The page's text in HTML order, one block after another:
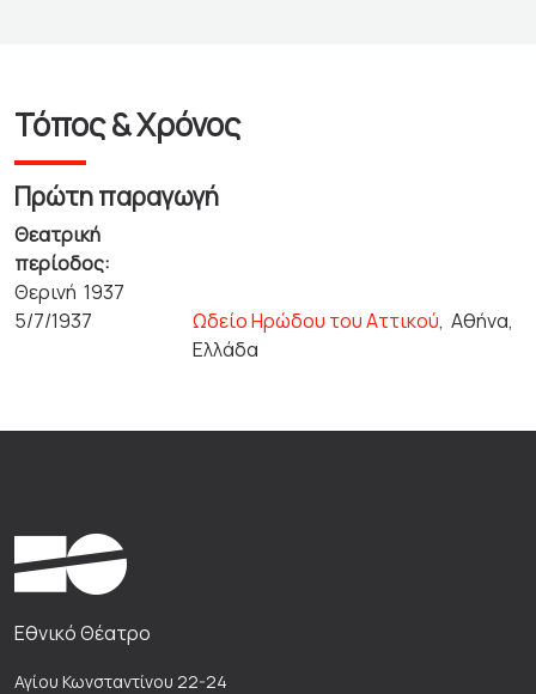
Τόπος & Χρόνος
Πρώτη παραγωγή
Θεατρική
περίοδος:
Θερινή 1937
5/7/1937
Ωδείο Ηρώδου του Αττικού,Αθήνα,
Ελλάδα
Εθνικό Θέατρο
Αγίου Κωνσταντίνου 22-24